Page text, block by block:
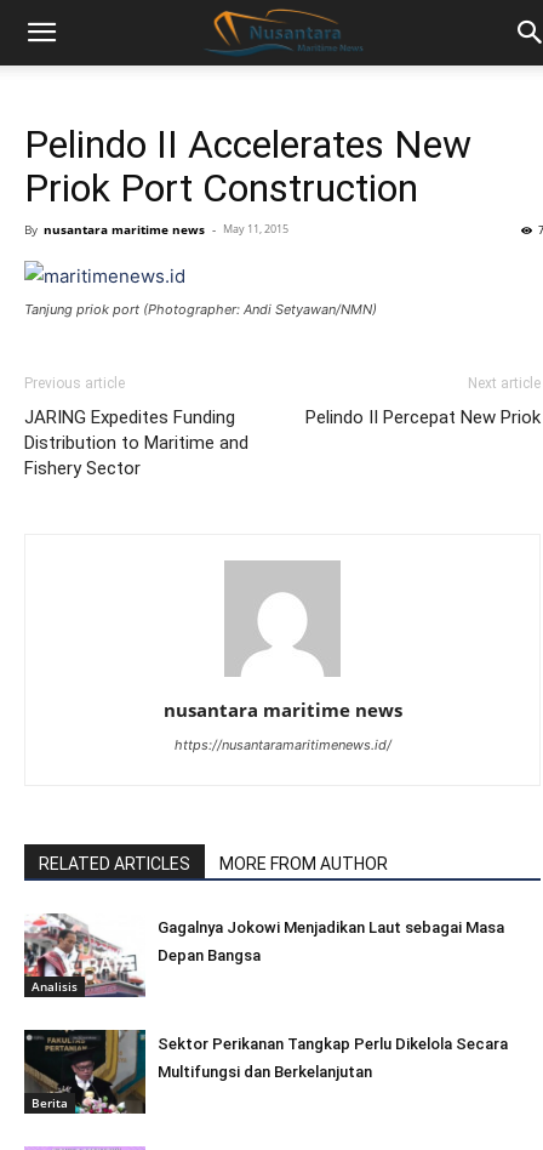
Pelindo II Accelerates New
Priok Port Construction
By nusantara maritime news - May 11, 2015
Tanjung priok port (Photographer: Andi Setyawan/NMN)
Previous article
JARING Expedites Funding
Distribution to Maritime and
Fishery Sector
Next article
Pelindo II Percepat New Priok
nusantara maritime news
https://nusantaramaritimenews.id/
RELATED ARTICLES MORE FROM AUTHOR
Analisis
Gagalnya Jokowi Menjadikan Laut sebagai Masa
Depan Bangsa
Berita
Sektor Perikanan Tangkap Perlu Dikelola Secara
Multifungsi dan Berkelanjutan